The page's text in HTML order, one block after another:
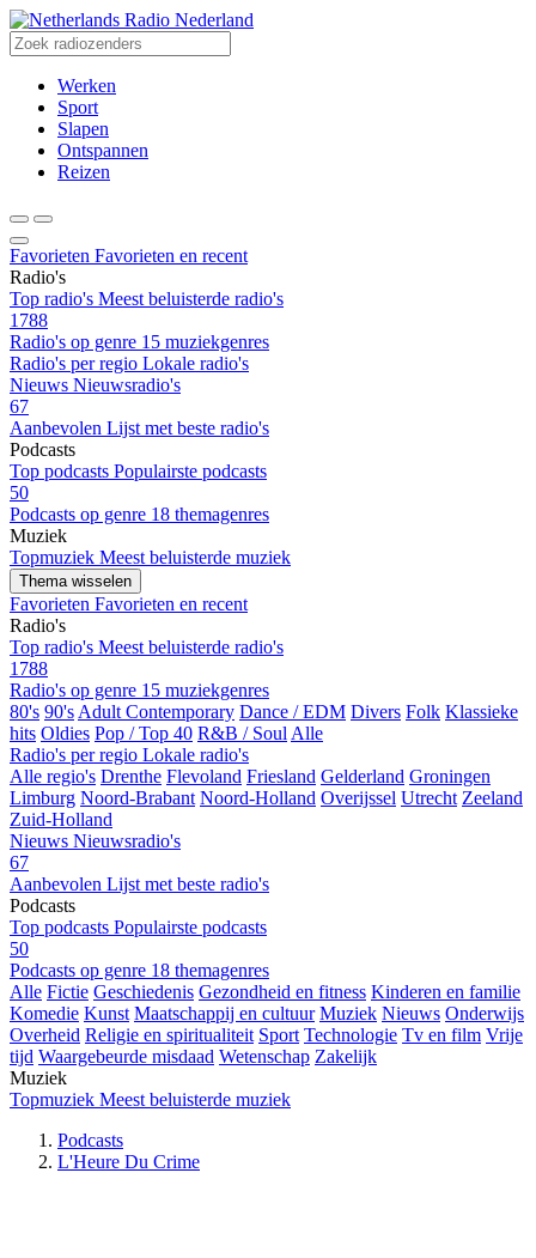
Radio Nederland
Werken
Sport
Slapen
Ontspannen
Reizen
Favorieten Favorieten en recent
Radio's
Top radio's Meest beluisterde radio's
1788
Radio's op genre 15 muziekgenres
Radio's per regio Lokale radio's
Nieuws Nieuwsradio's
67
Aanbevolen Lijst met beste radio's
Podcasts
Top podcasts Populairste podcasts
50
Podcasts op genre 18 themagenres
Muziek
Topmuziek Meest beluisterde muziek
Thema wisselen
Favorieten Favorieten en recent
Radio's
Top radio's Meest beluisterde radio's
1788
Radio's op genre 15 muziekgenres
80's 90's Adult Contemporary Dance / EDM Divers Folk Klassieke
hits Oldies Pop / Top 40 R&B / Soul Alle
Radio's per regio Lokale radio's
Alle regio's Drenthe Flevoland Friesland Gelderland Groningen
Limburg Noord-Brabant Noord-Holland Overijssel Utrecht Zeeland
Zuid-Holland
Nieuws Nieuwsradio's
67
Aanbevolen Lijst met beste radio's
Podcasts
Top podcasts Populairste podcasts
50
Podcasts op genre 18 themagenres
Alle Fictie Geschiedenis Gezondheid en fitness Kinderen en familie
Komedie Kunst Maatschappij en cultuur Muziek Nieuws Onderwijs
Overheid Religie en spiritualiteit Sport Technologie Tv en film Vrije
tijd Waargebeurde misdaad Wetenschap Zakelijk
Muziek
Topmuziek Meest beluisterde muziek
Podcasts
L'Heure Du Crime